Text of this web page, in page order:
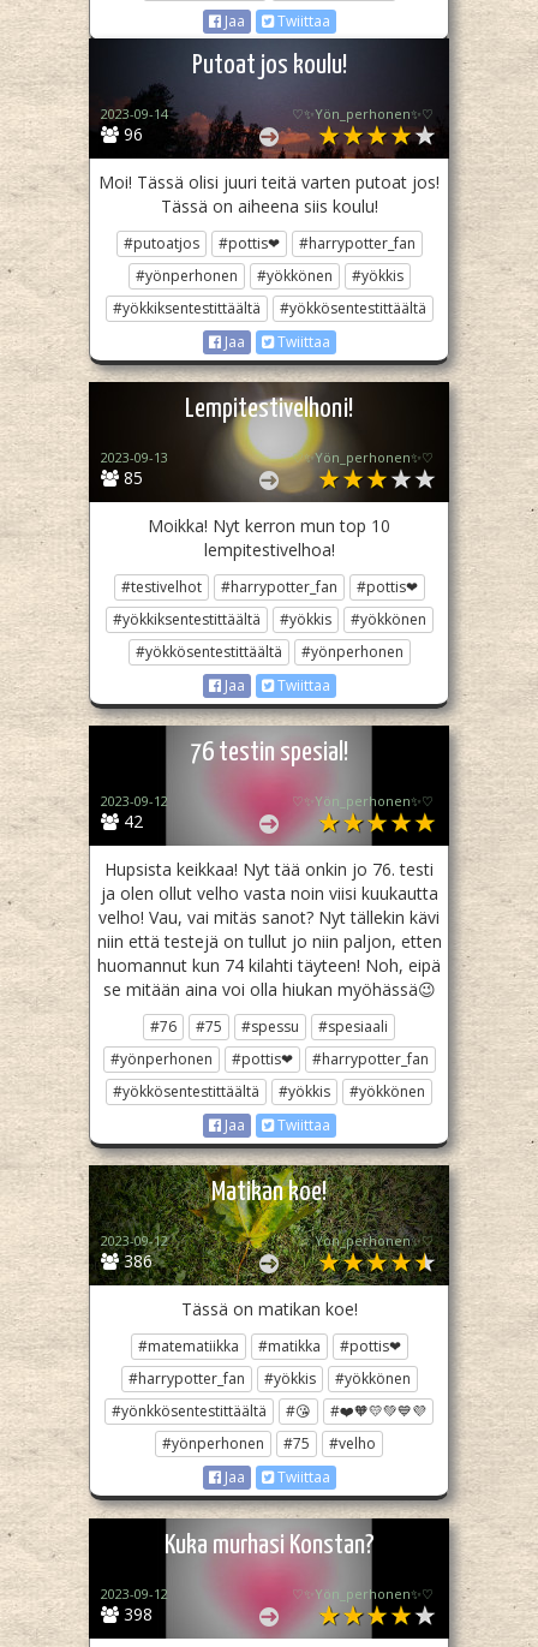
Jaa Twiittaa
Putoat jos koulu!
96
2023-09-14 ♡✨️Yön_perhonen✨♡
Moi! Tässä olisi juuri teitä varten putoat jos!
Tässä on aiheena siis koulu!
#putoatjos #pottis❤
#harrypotter_fan
#yönperhonen
#yökkönen
#yökkis
#yökkiksentestittäältä
#yökkösentestittäältä
Jaa
Twiittaa
Lempitestivelhoni!
85
2023-09-13 ♡✨️Yön_perhonen✨♡
Moikka! Nyt kerron mun top 10
lempitestivelhoa!
#testivelhot #harrypotter_fan
#pottis❤
#yökkiksentestittäältä
#yökkis
#yökkönen
#yökkösentestittäältä
#yönperhonen
Jaa
Twiittaa
76 testin spesial!
42
2023-09-12 ♡✨️Yön_perhonen✨♡
Hupsista keikkaa! Nyt tää onkin jo 76. testi
ja olen ollut velho vasta noin viisi kuukautta
velho! Vau, vai mitäs sanot? Nyt tällekin kävi
niin että testejä on tullut jo niin paljon, etten
huomannut kun 74 kilahti täyteen! Noh, eipä
se mitään aina voi olla hiukan myöhässä😉
#76 #75 #spessu
#spesiaali
#yönperhonen
#pottis❤
#harrypotter_fan
#yökkösentestittäältä
#yökkis
#yökkönen
Jaa
Twiittaa
Matikan koe!
386
2023-09-12 ♡✨️Yön_perhonen✨♡
Tässä on matikan koe!
#matematiikka #matikka
#pottis❤
#harrypotter_fan
#yökkis
#yökkönen
#yönkkösentestittäältä
#😘
#❤️🧡💛💚💙💜
#yönperhonen
#75
#velho
Jaa
Twiittaa
Kuka murhasi Konstan?
398
2023-09-12 ♡✨️Yön_perhonen✨♡